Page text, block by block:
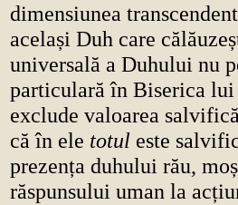
dimensiunea
același Duh care
universală a Duhului nu
particulară în Biserica lui
exclude valoarea
că în ele totul este
prezența duhului rău,
răspunsului uman la